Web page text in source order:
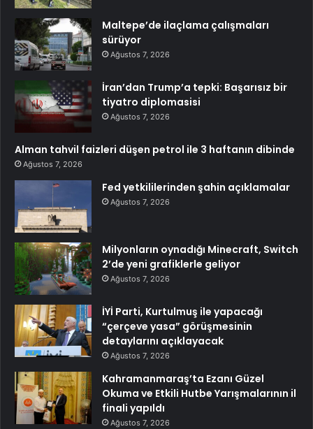
Maltepe’de ilaçlama çalışmaları
sürüyor
Ağustos 7, 2026
İran’dan Trump’a tepki: Başarısız bir
tiyatro diplomasisi
Ağustos 7, 2026
Alman tahvil faizleri düşen petrol ile 3 haftanın dibinde
Ağustos 7, 2026
Fed yetkililerinden şahin açıklamalar
Ağustos 7, 2026
Milyonların oynadığı Minecraft, Switch
2’de yeni grafiklerle geliyor
Ağustos 7, 2026
İYİ Parti, Kurtulmuş ile yapacağı
“çerçeve yasa” görüşmesinin
detaylarını açıklayacak
Ağustos 7, 2026
Kahramanmaraş’ta Ezanı Güzel
Okuma ve Etkili Hutbe Yarışmalarının il
finali yapıldı
Ağustos 7, 2026